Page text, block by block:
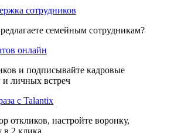
сотрудников
семейным сотрудникам?
онлайн
и подписывайте кадровые
и личных встреч
с Talantix
откликов, настройте воронку,
в 2 клика